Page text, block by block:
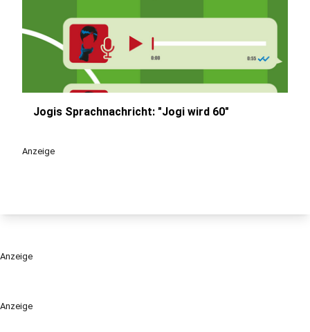
Anzeige
Jogis Sprachnachricht: "Jogi wird 60"
Anzeige
Anzeige